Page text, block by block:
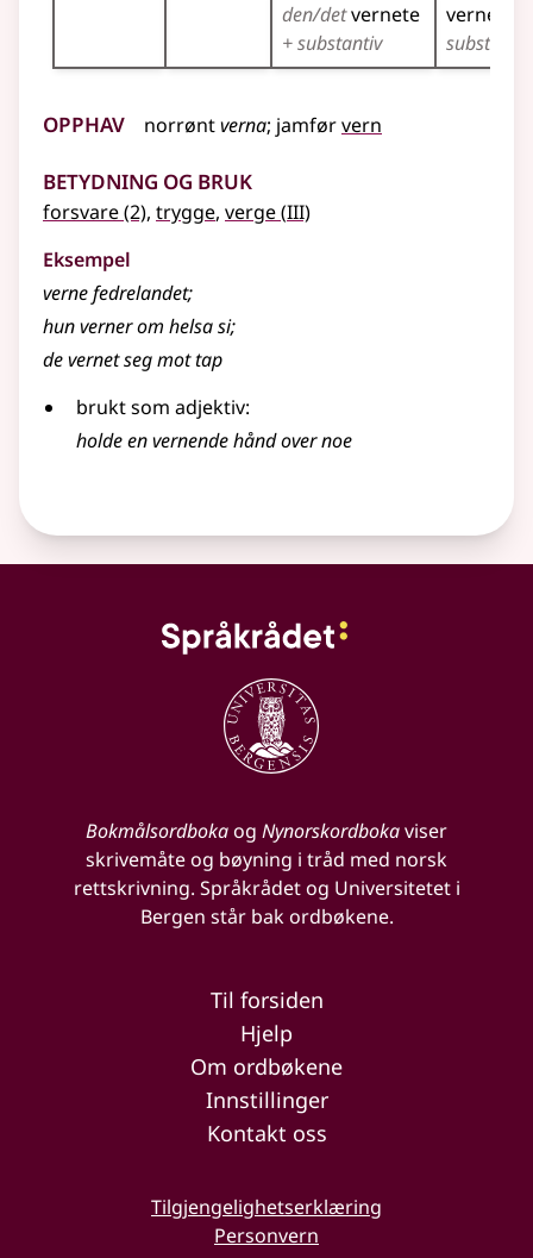
den/detvernete
+ substantiv
vernete
substantiv
Opphav norrøntverna; jamførvern
Betydning og bruk
forsvare(2), trygge, verge(3
III)
Eksempel
vernefedrelandet;
hunvernerom helsa si;
devernetseg mot tap
brukt som adjektiv:
holde envernendehånd over noe
Bokmålsordbokaog Nynorskordbokaviser
skrivemåte og bøyning i tråd med norsk
rettskrivning. Språkrådet og Universitetet i
Bergen står bak ordbøkene.
Til forsiden
Hjelp
Om ordbøkene
Innstillinger
Kontakt oss
Tilgjengelighetserklæring
Personvern